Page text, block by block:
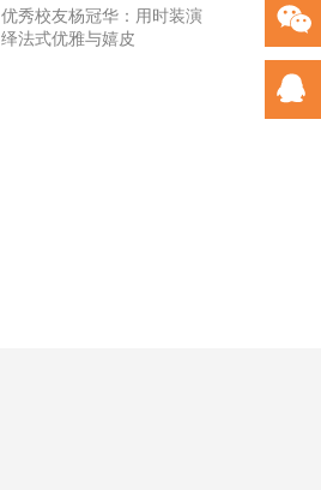
优秀校友杨冠华：用时装演
绎法式优雅与嬉皮